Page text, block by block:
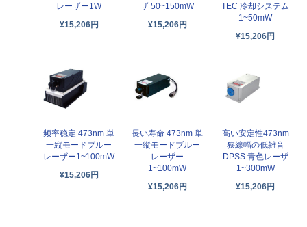
レーザー1W
¥15,206円
ザ 50~150mW
¥15,206円
TEC 冷却システム
1~50mW
¥15,206円
频率稳定 473nm 単
一縦モードブルー
レーザー1~100mW
¥15,206円
長い寿命 473nm 単
一縦モードブルー
レーザー
1~100mW
¥15,206円
高い安定性473nm
狭線幅の低雑音
DPSS 青色レーザ
1~300mW
¥15,206円